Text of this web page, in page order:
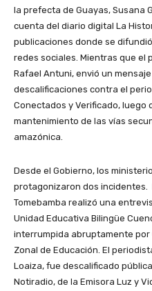
la prefecta de Guayas, Susana
cuenta del diario digital La
publicaciones donde se
redes sociales. Mientras que el
Rafael Antuni, envió un
descalificaciones contra el
Conectados y Verificado, luego
mantenimiento de las vías
amazónica.
Desde el Gobierno, los
protagonizaron dos incidentes.
Tomebamba realizó una
Unidad Educativa Bilingüe
interrumpida abruptamente por
Zonal de Educación. El
Loaiza, fue descalificado
Notiradio, de la Emisora Luz y